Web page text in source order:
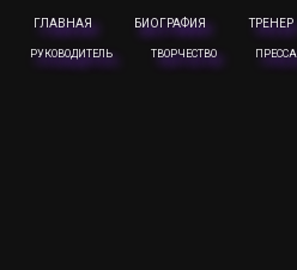
ГЛАВНАЯ БИОГРАФИЯ ТРЕНЕР
РУКОВОДИТЕЛЬ ТВОРЧЕСТВО ПРЕССА